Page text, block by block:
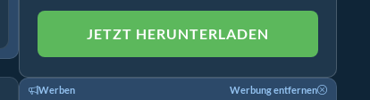
JETZT HERUNTERLADEN
Werben Werbung entfernen